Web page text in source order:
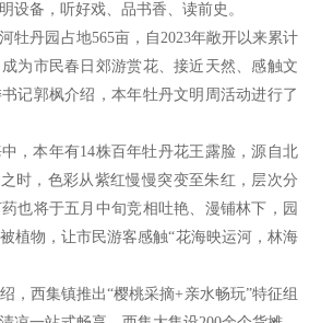
设备，听好戏、品书香、读前史。
丹园占地565亩，自2023年敞开以来累计
为市民春日郊游赏花、接近天然、感触文
记郭枫介绍，本年牡丹文明周活动进行了
本年有14株百年牡丹花王露脸，源自北
时，色彩从紫红慢慢突变至朱红，层次分
也将于五月中旬竞相吐艳、漫铺林下，园
植物，让市民游客感触“花海映运河，林海
西集镇推出“樱桃采摘+亲水畅玩”特征组